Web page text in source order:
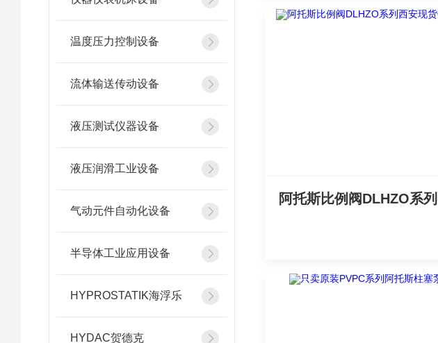
温度压力控制设备
流体输送传动设备
液压测试仪器设备
液压润滑工业设备
气动元件自动化设备
半导体工业应用设备
HYPROSTATIK海浮乐
HYDAC贺德克